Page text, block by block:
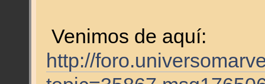
Venimos de aquí:
http://